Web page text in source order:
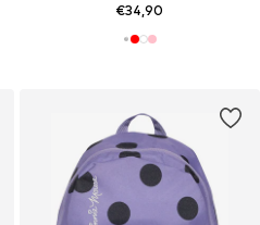
€34,90